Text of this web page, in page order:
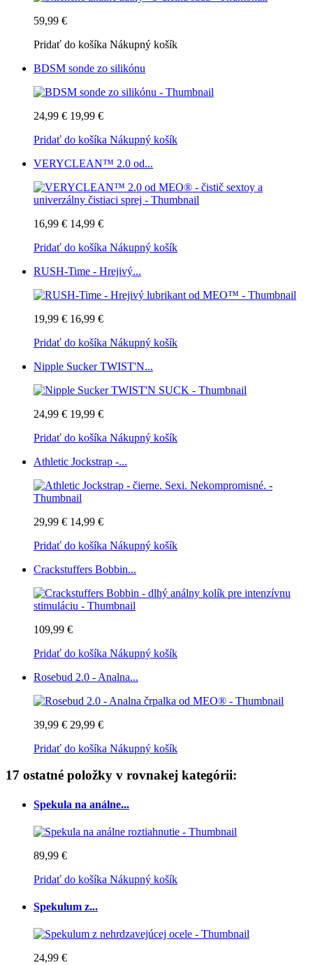
59,99 €
Pridať do košíka Nákupný košík
BDSM sonde zo silikónu
24,99 € 19,99 €
Pridať do košíka Nákupný košík
VERYCLEAN™ 2.0 od...
16,99 € 14,99 €
Pridať do košíka Nákupný košík
RUSH-Time - Hrejivý...
19,99 € 16,99 €
Pridať do košíka Nákupný košík
Nipple Sucker TWIST'N...
24,99 € 19,99 €
Pridať do košíka Nákupný košík
Athletic Jockstrap -...
29,99 € 14,99 €
Pridať do košíka Nákupný košík
Crackstuffers Bobbin...
109,99 €
Pridať do košíka Nákupný košík
Rosebud 2.0 - Analna...
39,99 € 29,99 €
Pridať do košíka Nákupný košík
17 ostatné položky v rovnakej kategórii:
Spekula na análne...
89,99 €
Pridať do košíka Nákupný košík
Spekulum z...
24,99 €